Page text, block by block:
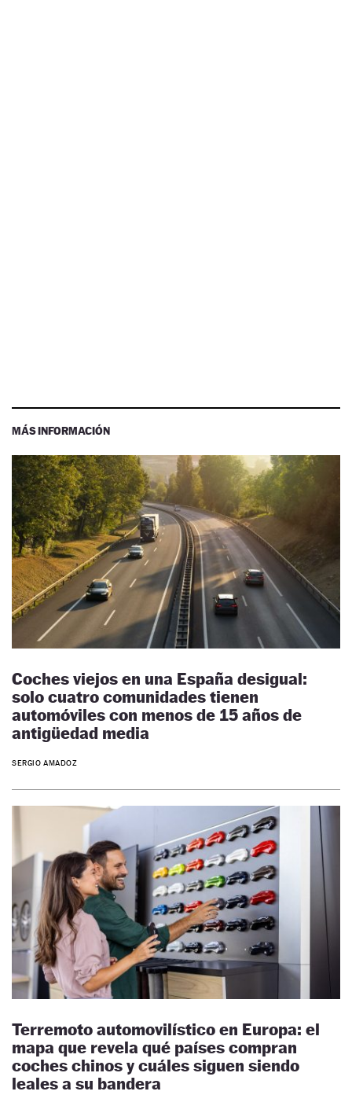
MÁS INFORMACIÓN
Coches viejos en una España desigual:
solo cuatro comunidades tienen
automóviles con menos de 15 años de
antigüedad media
SERGIO AMADOZ
Terremoto automovilístico en Europa: el
mapa que revela qué países compran
coches chinos y cuáles siguen siendo
leales a su bandera